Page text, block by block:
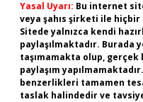
Yasal Uyarı: Bu internet
veya şahıs şirketi ile hiçbir
Sitede yalnızca kendi
paylaşılmaktadır.
taşımamakta olup,
paylaşım
benzerlikleri tamamen
taslak halindedir ve